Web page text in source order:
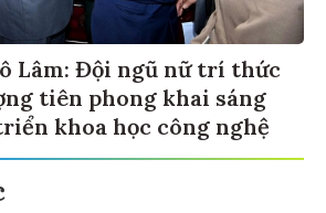
Lâm: Đội ngũ nữ trí thức
tiên phong khai sáng
khoa học công nghệ